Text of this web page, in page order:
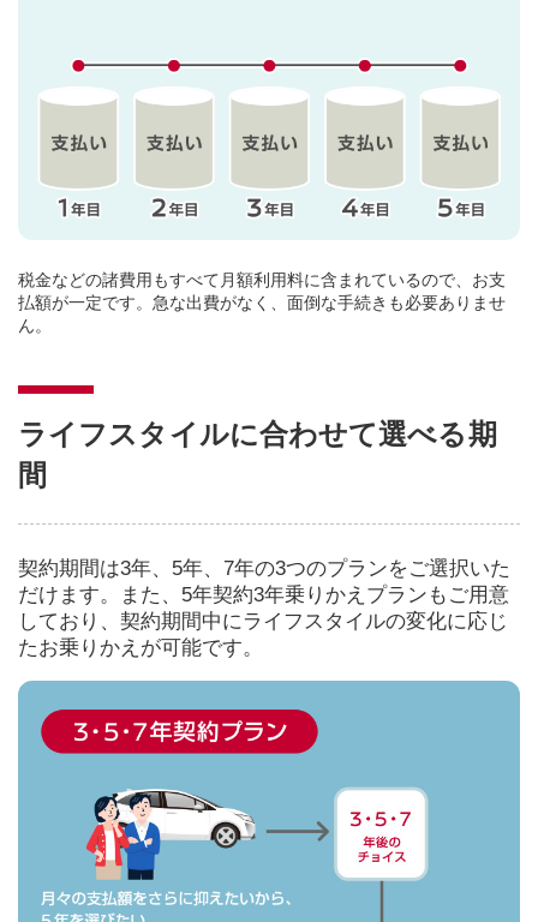
税金などの諸費用もすべて月額利用料に含まれているので、お支
払額が一定です。急な出費がなく、面倒な手続きも必要ありませ
ん。
ライフスタイルに合わせて選べる期
間
契約期間は3年、5年、7年の3つのプランをご選択いた
だけます。また、5年契約3年乗りかえプランもご用意
しており、契約期間中にライフスタイルの変化に応じ
たお乗りかえが可能です。